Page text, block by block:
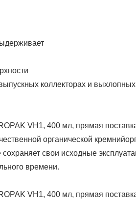
коллекторах и
VH1, 400 мл, прямая
органической
свои исходные
времени.
VH1, 400 мл, прямая